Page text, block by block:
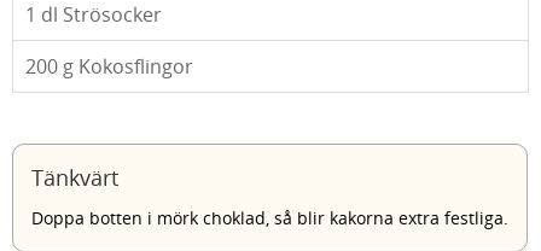
1 dl Strösocker
200 g Kokosflingor
Tänkvärt
Doppa botten i mörk choklad, så blir kakorna extra festliga.